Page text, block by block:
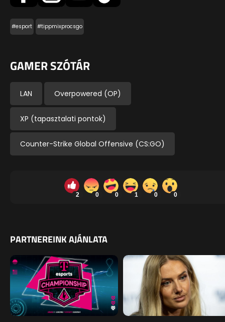
#esport #tippmixprocsgo
GAMER SZÓTÁR
LAN Overpowered (OP)
XP (tapasztalati pontok)
Counter-Strike Global Offensive (CS:GO)
2 0 0 1 0 0
PARTNEREINK AJÁNLATA